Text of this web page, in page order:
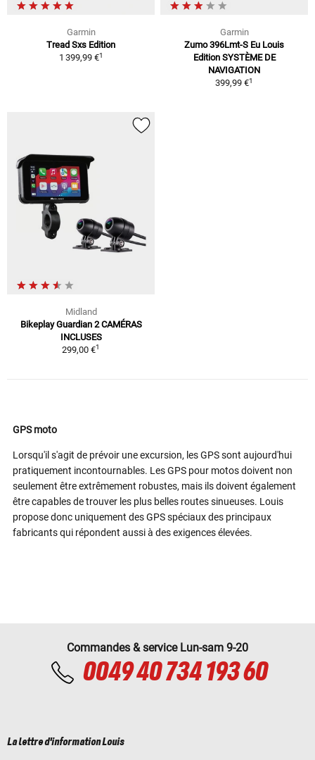
Garmin
Tread Sxs Edition
1 399,99 €1
Garmin
Zumo 396Lmt-S Eu Louis
Edition SYSTÈME DE
NAVIGATION
399,99 €1
Midland
Bikeplay Guardian 2 CAMÉRAS
INCLUSES
299,00 €1
GPS moto
Lorsqu'il s'agit de prévoir une excursion, les GPS sont aujourd'hui
pratiquement incontournables. Les GPS pour motos doivent non
seulement être extrêmement robustes, mais ils doivent également
être capables de trouver les plus belles routes sinueuses. Louis
propose donc uniquement des GPS spéciaux des principaux
fabricants qui répondent aussi à des exigences élevées.
Commandes & service Lun-sam 9-20
0049 40 734 193 60
La lettre d'information Louis